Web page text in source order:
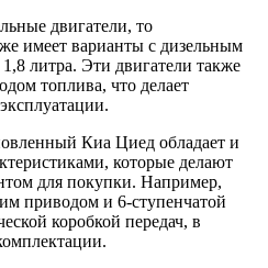
двигатели, то
имеет варианты с дизельным
литра. Эти двигатели также
топлива, что делает
Киа Циед обладает и
которые делают
для покупки. Например,
приводом и 6-ступенчатой
коробкой передач, в